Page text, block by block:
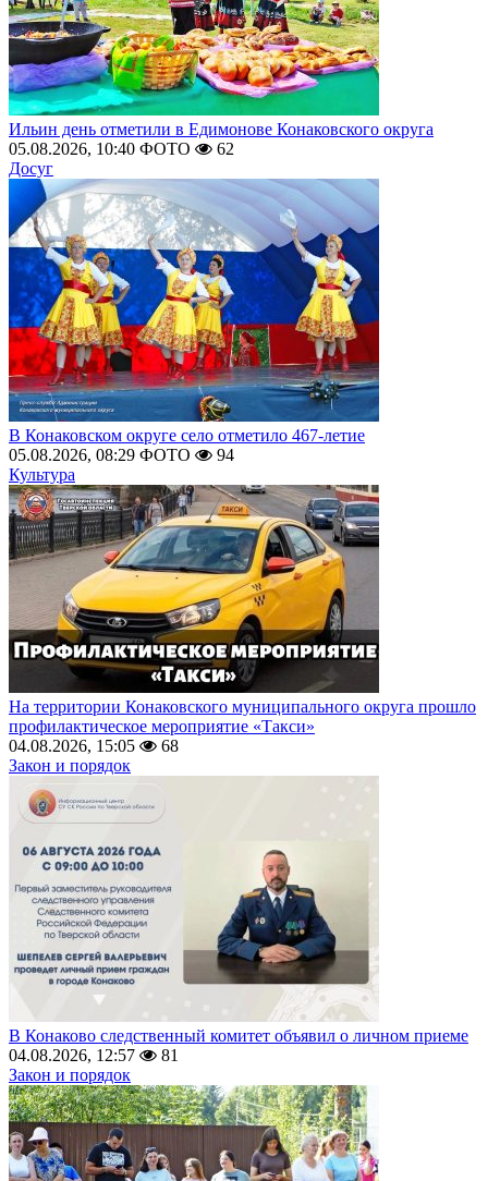
Ильин день отметили в Едимонове Конаковского округа
05.08.2026, 10:40 ФОТО
62
Досуг
В Конаковском округе село отметило 467-летие
05.08.2026, 08:29 ФОТО
94
Культура
На территории Конаковского муниципального округа прошло
профилактическое мероприятие «Такси»
04.08.2026, 15:05
68
Закон и порядок
В Конаково следственный комитет объявил о личном приеме
04.08.2026, 12:57
81
Закон и порядок